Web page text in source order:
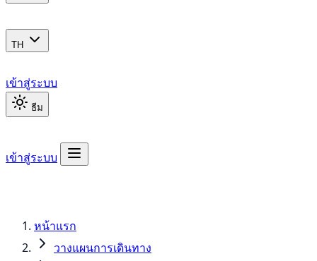
TH
เข้าสู่ระบบ
ธีม
เข้าสู่ระบบ
หน้าแรก
วางแผนการเดินทาง